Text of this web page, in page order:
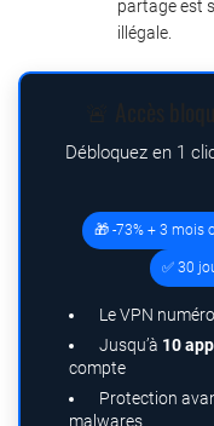
partage est
illégale.
Débloquez en 1
🎁 -73% + 3 mois
✅ 30
Le VPN
Jusqu’à 10
compte
Protection
malwares